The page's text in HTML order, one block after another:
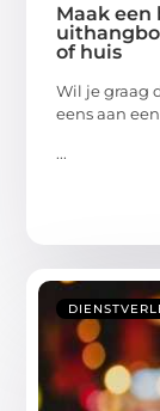
Maak
of huis
Wil je graag
eens aan
...